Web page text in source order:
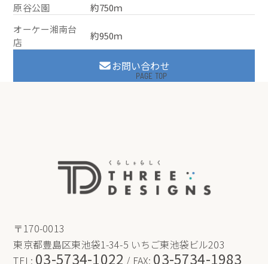
原谷公園
約750ｍ
オーケー湘南台
店
約950ｍ
お問い合わせ
〒170-0013
東京都豊島区東池袋1-34-5 いちご東池袋ビル203
TEL: 03-5734-1022 / FAX: 03-5734-1983
PAGE TOP